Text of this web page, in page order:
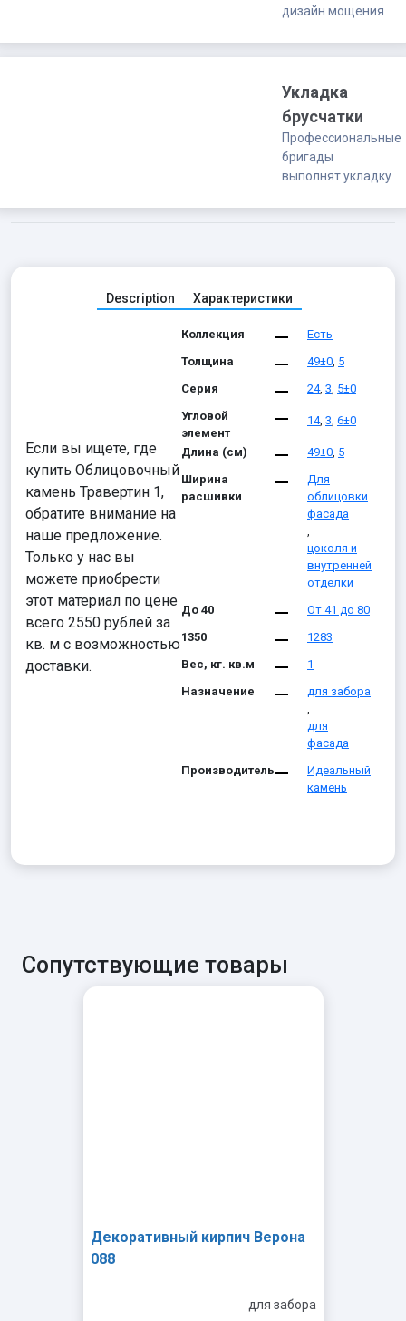
дизайн мощения
Укладка
брусчатки
Профессиональные
бригады
выполнят укладку
Description Характеристики
Если вы ищете, где
купить Облицовочный
камень Травертин 1,
обратите внимание на
наше предложение.
Только у нас вы
можете приобрести
этот материал по цене
всего 2550 рублей за
кв. м с возможностью
доставки.
Коллекция
Есть
Толщина
49±0, 5
Серия
24, 3, 5±0
Угловой
элемент
14, 3, 6±0
Длина (см) 49±0, 5
Ширина
расшивки
Для
облицовки
фасада
,
цоколя и
внутренней
отделки
До 40
От 41 до 80
1350
1283
Вес, кг. кв.м
1
Назначение
для забора
,
для
фасада
Производитель
Идеальный
камень
Сопутствующие товары
Декоративный кирпич Верона
088
для забора